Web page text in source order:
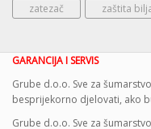
zatezač
zaštita
GARANCIJA I SERVIS
Grube d.o.o. Sve za
besprijekorno djelovati, ako
Grube d.o.o. Sve za